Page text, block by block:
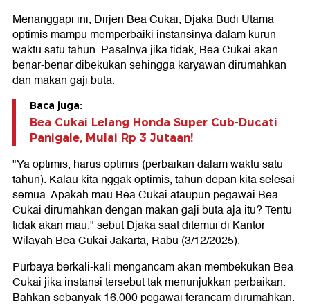
Menanggapi ini, Dirjen Bea Cukai, Djaka Budi Utama
optimis mampu memperbaiki instansinya dalam kurun
waktu satu tahun. Pasalnya jika tidak, Bea Cukai akan
benar-benar dibekukan sehingga karyawan dirumahkan
dan makan gaji buta.
Baca juga:
Bea Cukai Lelang Honda Super Cub-Ducati
Panigale, Mulai Rp 3 Jutaan!
"Ya optimis, harus optimis (perbaikan dalam waktu satu
tahun). Kalau kita nggak optimis, tahun depan kita selesai
semua. Apakah mau Bea Cukai ataupun pegawai Bea
Cukai dirumahkan dengan makan gaji buta aja itu? Tentu
tidak akan mau," sebut Djaka saat ditemui di Kantor
Wilayah Bea Cukai Jakarta, Rabu (3/12/2025).
Purbaya berkali-kali mengancam akan membekukan Bea
Cukai jika instansi tersebut tak menunjukkan perbaikan.
Bahkan sebanyak 16.000 pegawai terancam dirumahkan.